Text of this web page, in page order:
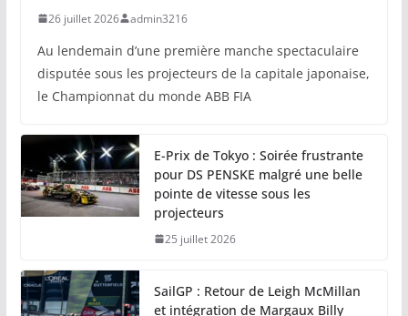
26 juillet 2026 admin3216
Au lendemain d’une première manche spectaculaire
disputée sous les projecteurs de la capitale japonaise,
le Championnat du monde ABB FIA
E-Prix de Tokyo : Soirée frustrante
pour DS PENSKE malgré une belle
pointe de vitesse sous les
projecteurs
25 juillet 2026
SailGP : Retour de Leigh McMillan
et intégration de Margaux Billy